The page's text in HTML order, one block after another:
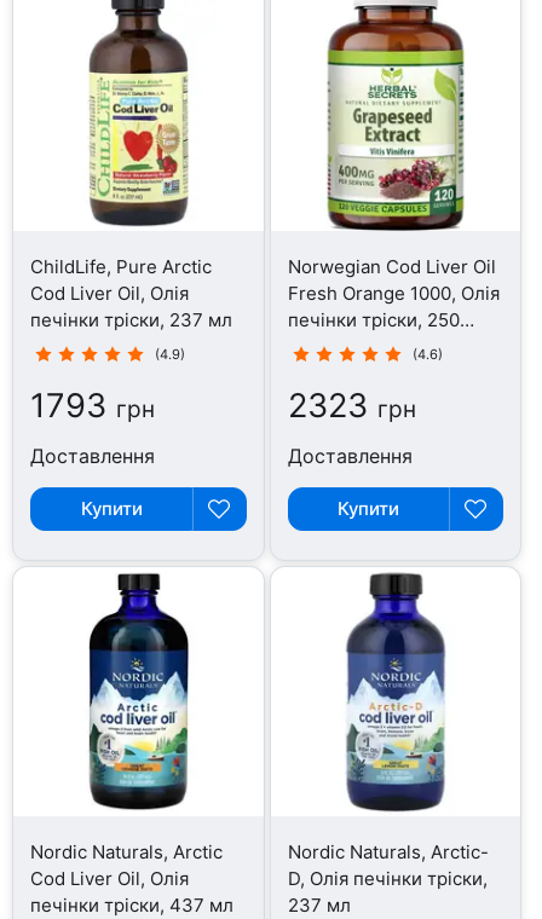
ChildLife, Pure Arctic
Cod Liver Oil, Олія
печінки тріски, 237 мл
(4.9)
1793 грн
Доставлення
Купити
Norwegian Cod Liver Oil
Fresh Orange 1000, Олія
печінки тріски, 250
капсул
(4.6)
2323 грн
Доставлення
Купити
Nordic Naturals, Arctic
Cod Liver Oil, Олія
печінки тріски, 437 мл
Nordic Naturals, Arctic-
D, Олія печінки тріски,
237 мл